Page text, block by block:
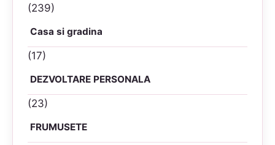
(239)
Casa si gradina
(17)
DEZVOLTARE PERSONALA
(23)
FRUMUSETE